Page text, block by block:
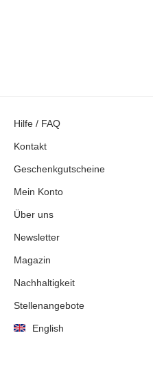
Hilfe / FAQ
Kontakt
Geschenkgutscheine
Mein Konto
Über uns
Newsletter
Magazin
Nachhaltigkeit
Stellenangebote
English